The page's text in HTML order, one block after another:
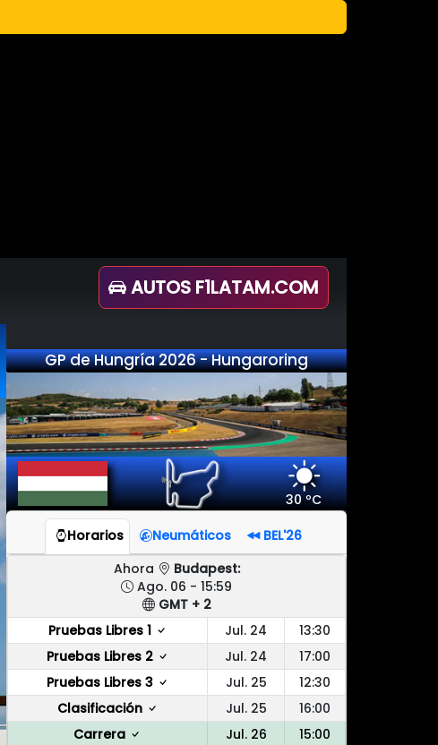
AUTOS F1LATAM.COM
GP de Hungría 2026 - Hungaroring
30 ºC
Horarios Neumáticos
BEL'26
Ahora
Budapest:
Ago. 06 - 15:59
GMT + 2
Pruebas Libres 1
Jul. 24
13:30
Pruebas Libres 2
Jul. 24
17:00
Pruebas Libres 3
Jul. 25
12:30
Clasificación
Jul. 25
16:00
Carrera
Jul. 26
15:00